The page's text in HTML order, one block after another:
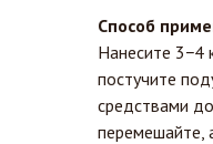
Способ
Нанесите 3−4
постучите
средствами
перемешайте,